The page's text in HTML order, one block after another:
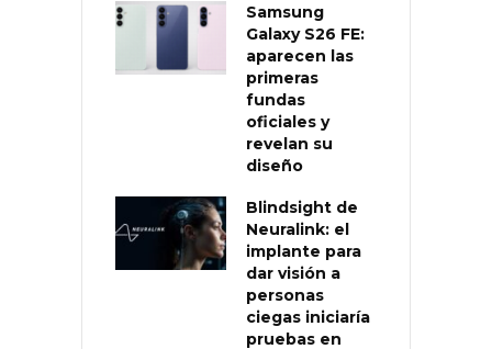
Samsung
Galaxy S26 FE:
aparecen las
primeras
fundas
oficiales y
revelan su
diseño
Blindsight de
Neuralink: el
implante para
dar visión a
personas
ciegas iniciaría
pruebas en